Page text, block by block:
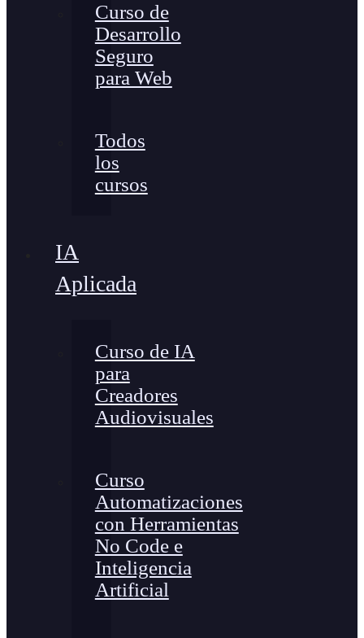
Curso de
Desarrollo
Seguro
para Web
Todos
los
cursos
IA
Aplicada
Curso de IA
para
Creadores
Audiovisuales
Curso
Automatizaciones
con Herramientas
No Code e
Inteligencia
Artificial